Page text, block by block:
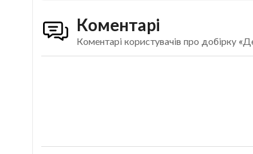
Коментарі
Коментарі користувачів про добірку